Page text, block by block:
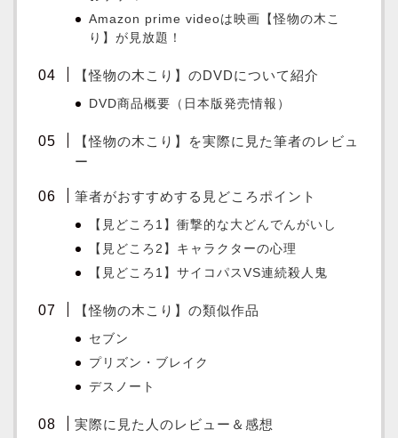
Amazon prime videoは映画【怪物の木こ
り】が見放題！
【怪物の木こり】のDVDについて紹介
DVD商品概要（日本版発売情報）
【怪物の木こり】を実際に見た筆者のレビュ
ー
筆者がおすすめする見どころポイント
【見どころ1】衝撃的な大どんでんがいし
【見どころ2】キャラクターの心理
【見どころ1】サイコパスVS連続殺人鬼
【怪物の木こり】の類似作品
セブン
プリズン・ブレイク
デスノート
実際に見た人のレビュー＆感想